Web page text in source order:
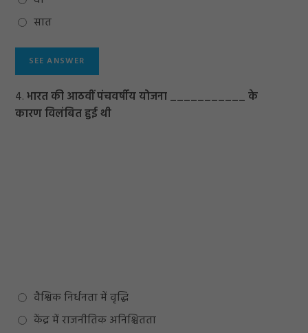
सात
4.भारत की आठवीं पंचवर्षीय योजना ___________ के
कारण विलंबित हुई थी
वैश्विक निर्धनता में वृद्धि
केंद्र में राजनीतिक अनिश्चितता